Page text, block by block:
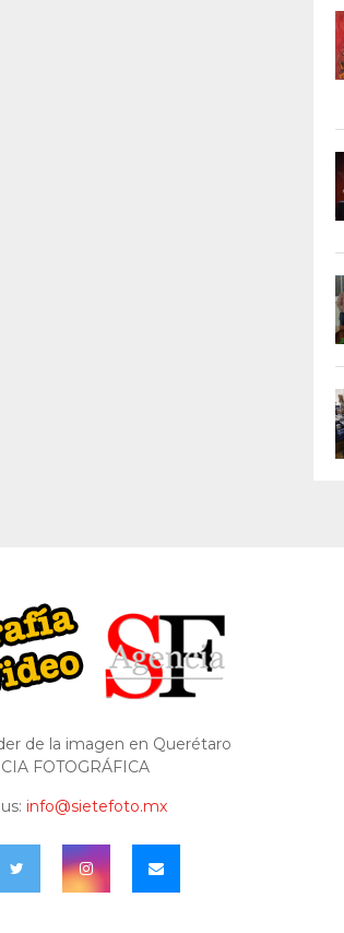
de la imagen en Querétaro
FOTOGRÁFICA
info@sietefoto.mx